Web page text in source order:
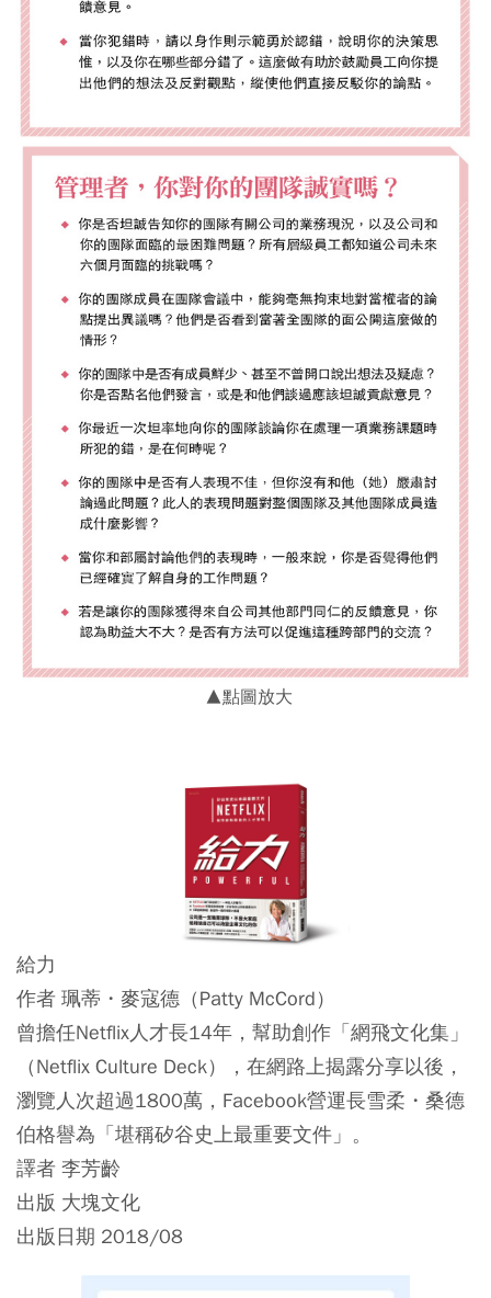
▲點圖放大
給力
作者 珮蒂・麥寇德（Patty McCord）
曾擔任Netflix人才長14年，幫助創作「網飛文化集」
（Netflix Culture Deck），在網路上揭露分享以後，
瀏覽人次超過1800萬，Facebook營運長雪柔・桑德
伯格譽為「堪稱矽谷史上最重要文件」。
譯者 李芳齡
出版 大塊文化
出版日期 2018/08